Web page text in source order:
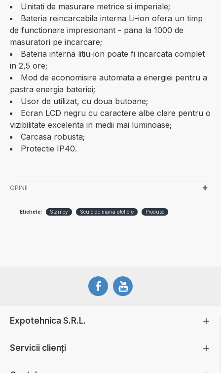
Unitati de masurare metrice si imperiale;
Bateria reincarcabila interna Li-ion ofera un timp
de functionare impresionant - pana la 1000 de
masuratori pe incarcare;
Bateria interna litiu-ion poate fi incarcata complet
in 2,5 ore;
Mod de economisire automata a energiei pentru a
pastra energia bateriei;
Usor de utilizat, cu doua butoane;
Ecran LCD negru cu caractere albe clare pentru o
vizibilitate excelenta in medii mai luminoase;
Carcasa robusta;
Protectie IP40.
OPINII
Etichete: Stanley Scule de mana ateliere Produse
Expotehnica S.R.L.
Servicii clienți